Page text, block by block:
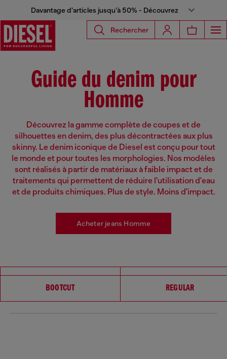
Davantage d’articles jusqu’à 50% - Découvrez
Rechercher
Guide du denim pour
Homme
Découvrez la gamme complète de coupes et de
silhouettes en denim, des plus décontractées aux plus
skinny. Le denim iconique de Diesel est conçu pour tout
le monde et pour toutes les morphologies. Nos modèles
sont réalisés à partir de matériaux à faible impact et de
traitements qui permettent de réduire l'utilisation d'eau
et de produits chimiques. Plus de style. Moins d'impact.
Acheter jeans Homme
BOOTCUT REGULAR
Choisissez votre coupe